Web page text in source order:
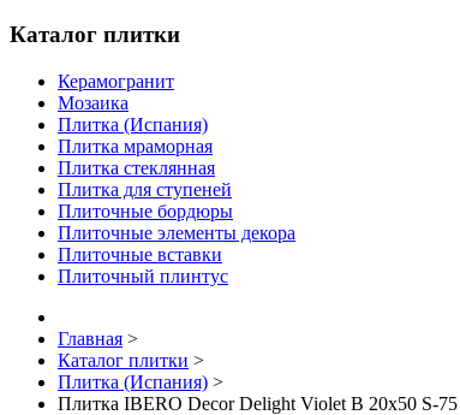
Каталог плитки
Керамогранит
Мозаика
Плитка (Испания)
Плитка мраморная
Плитка стеклянная
Плитка для ступеней
Плиточные бордюры
Плиточные элементы декора
Плиточные вставки
Плиточный плинтус
Главная >
Каталог плитки >
Плитка (Испания) >
Плитка IBERO Decor Delight Violet B 20x50 S-75